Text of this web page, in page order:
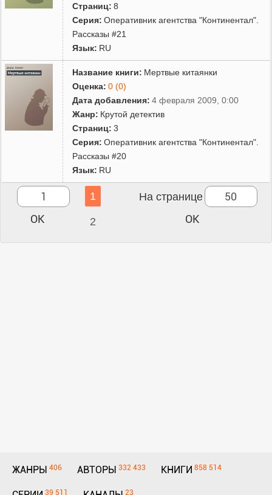
Страниц: 8
Серия: Оперативник агентства "Континентал".
Рассказы #21
Язык: RU
Название книги: Мертвые китаянки
Оценка: 0 (0)
Дата добавления: 4 февраля 2009, 0:00
Жанр: Крутой детектив
Страниц: 3
Серия: Оперативник агентства "Континентал".
Рассказы #20
Язык: RU
1
2
На странице
ЖАНРЫ 406 АВТОРЫ 332 433 КНИГИ 858 514
39 511 23